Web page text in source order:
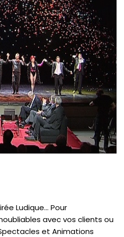
Ludique… Pour
avec vos clients ou
et Animations